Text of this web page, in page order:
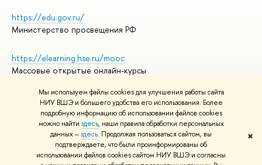
Мы используем файлы cookies для улучшения работы сайта
НИУ ВШЭ и большего удобства его использования. Более
подробную информацию об использовании файлов cookies
можно найти здесь, наши правила обработки персональных
данных –здесь. Продолжая пользоваться сайтом, вы
подтверждаете, что были проинформированы об
использовании файлов cookies сайтом НИУ ВШЭ и согласны
✖
https://edu.gov.ru/
Министерство просвещения РФ
https://elearning.hse.ru/mooc
Массовые открытые онлайн-курсы
© НИУ ВШЭ 1993–2026
Адреса и контакты
Условия использования материалов
Политика конфиденциальности
Правила применения рекомендательных технологий в НИУ ВШЭ